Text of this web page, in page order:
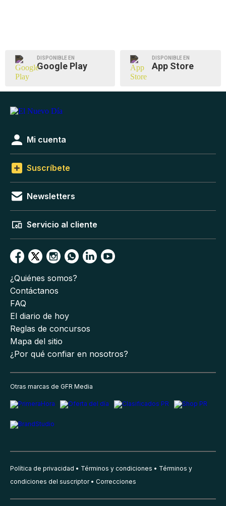
DISPONIBLE EN
Google Play
DISPONIBLE EN
App Store
Mi cuenta
Suscríbete
Newsletters
Servicio al cliente
¿Quiénes somos?
Contáctanos
FAQ
El diario de hoy
Reglas de concursos
Mapa del sitio
¿Por qué confiar en nosotros?
Otras marcas de GFR Media
Política de privacidad Términos y condiciones
Términos y
condiciones del suscriptor
Correcciones